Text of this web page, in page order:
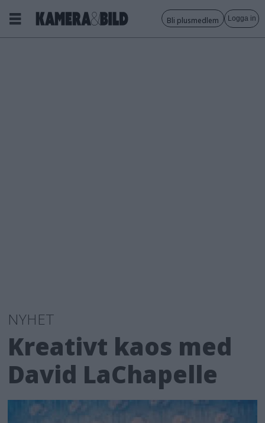
Bli plusmedlem Logga in
NYHET
Kreativt kaos med
David LaChapelle